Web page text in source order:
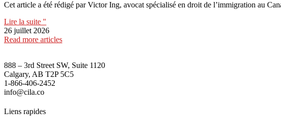
Cet article a été rédigé par Victor Ing, avocat spécialisé en droit de l’immigration au
Lire la suite "
26 juillet 2026
Read more articles
888 – 3rd Street SW, Suite 1120
Calgary, AB T2P 5C5
1-866-406-2452
info@cila.co
Liens rapides